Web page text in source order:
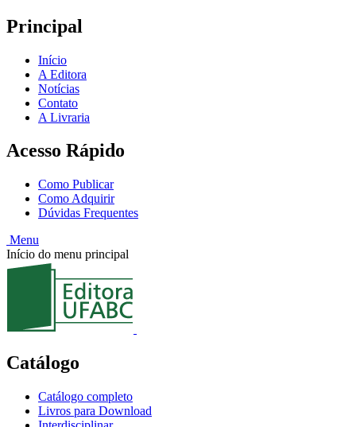
Principal
Início
A Editora
Notícias
Contato
A Livraria
Acesso Rápido
Como Publicar
Como Adquirir
Dúvidas Frequentes
Menu
Início do menu principal
Catálogo
Catálogo completo
Livros para Download